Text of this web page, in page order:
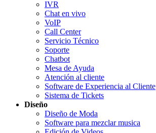
IVR
Chat en vivo
VoIP
Call Center
Servicio Técnico
Soporte
Chatbot
Mesa de Ayuda
Atención al cliente
Software de Experiencia al Cliente
Sistema de Tickets
Diseño
Diseño de Moda
Software para mezclar musica